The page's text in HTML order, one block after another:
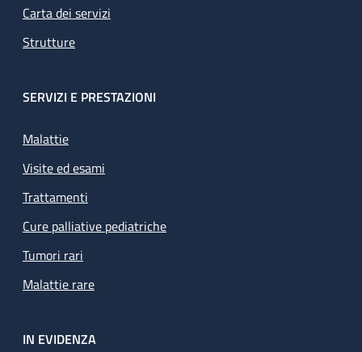
Carta dei servizi
Strutture
SERVIZI E PRESTAZIONI
Malattie
Visite ed esami
Trattamenti
Cure palliative pediatriche
Tumori rari
Malattie rare
IN EVIDENZA